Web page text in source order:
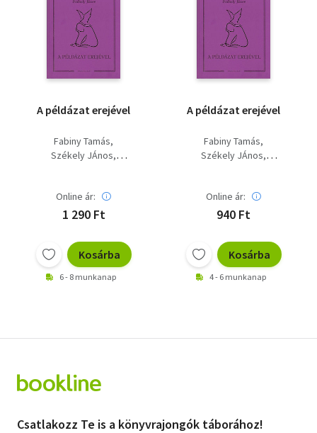
A példázat erejével
Fabiny Tamás
Székely JÁnos
Online ár:
1 290 Ft
Kosárba
6 - 8 munkanap
A példázat erejével
Fabiny Tamás
Székely JÁnos
Online ár:
940 Ft
Kosárba
4 - 6 munkanap
Csatlakozz Te is a könyvrajongók táborához!